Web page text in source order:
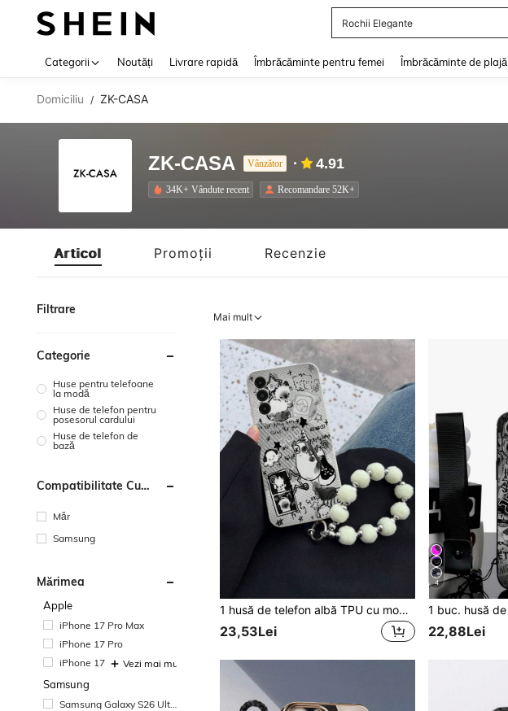
Rochii De Vară
Categorii Noutăți Livrare rapidă Îmbrăcăminte pentru femei Îmbrăcăminte de plajă
Domiciliu / ZK-CASA
ZK-CASA Vânzător 4.91
34K+ Vândute recent Recomandare 52K+
Articol Promoții Recenzie
Filtrare
Categorie
Huse pentru telefoane
la modă
Huse de telefon pentru
posesorul cardului
Huse de telefon de
bază
Compatibilitate Cu
Măr
Samsung
Mărimea
Apple
iPhone 17 Pro Max
iPhone 17 Pro
iPhone 17
Vezi mai multe
Samsung
Samsung Galaxy S26 Ultr
Mai mult
1 husă de telefon albă TPU cu model de pisică, rezistentă la șocuri, cu chitară muzicală, și 1 brățară albă cu bile de blană, compatibilă cu huse de telefon pentru iPhone/Android/zi de naștere, la modă, în stilul primăverii.
23,53Lei
4
22,88Lei